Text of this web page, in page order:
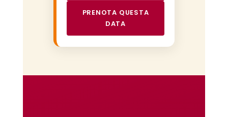
PRENOTA QUESTA
DATA